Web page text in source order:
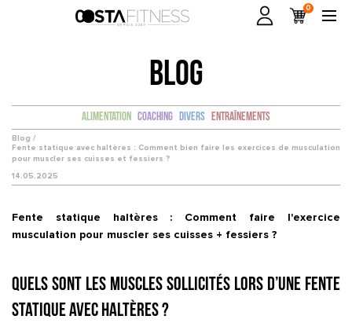
0
BLOG
Alimentation Coaching Divers Entraînements
Blog /
Fente statique avec haltères : Comment bien faire les exercices de musculation
pour muscler ses cuisses et fessiers ?
14.05.2025
Fente statique haltères : Comment faire l'exercice
musculation pour muscler ses cuisses + fessiers ?
Quels sont les muscles sollicités lors d’une fente
statique avec haltères ?